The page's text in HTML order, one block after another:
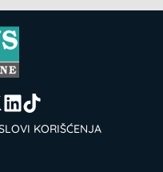
KORIŠĆENJA